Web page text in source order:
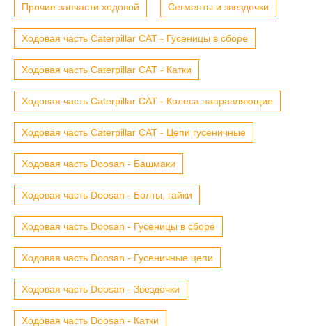
Прочие запчасти ходовой Сегменты и звездочки
Ходовая часть Caterpillar CAT - Гусеницы в сборе
Ходовая часть Caterpillar CAT - Катки
Ходовая часть Caterpillar CAT - Колеса направляющие
Ходовая часть Caterpillar CAT - Цепи гусеничные
Ходовая часть Doosan - Башмаки
Ходовая часть Doosan - Болты, гайки
Ходовая часть Doosan - Гусеницы в сборе
Ходовая часть Doosan - Гусеничные цепи
Ходовая часть Doosan - Звездочки
Ходовая часть Doosan - Катки